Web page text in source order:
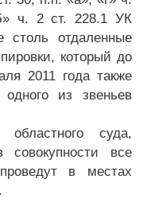
ч. 2 ст. 228.1 УК
отдаленные
который до
2011 года также
из звеньев
областного суда,
все
проведут в местах